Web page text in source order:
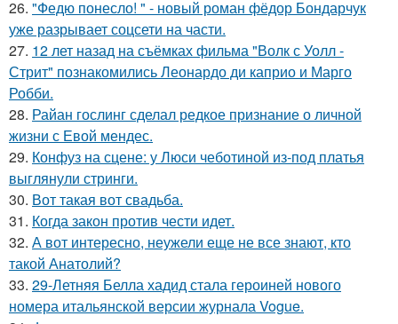
26. "Федю понесло! " - новый роман фёдор Бондарчук
уже разрывает соцсети на части.
27. 12 лет назад на съёмках фильма "Волк с Уолл -
Стрит" познакомились Леонардо ди каприо и Марго
Робби.
28. Райан гослинг сделал редкое признание о личной
жизни с Евой мендес.
29. Конфуз на сцене: у Люси чеботиной из-под платья
выглянули стринги.
30. Вот такая вот свадьба.
31. Когда закон против чести идет.
32. А вот интересно, неужели еще не все знают, кто
такой Анатолий?
33. 29-Летняя Белла хадид стала героиней нового
номера итальянской версии журнала Vogue.